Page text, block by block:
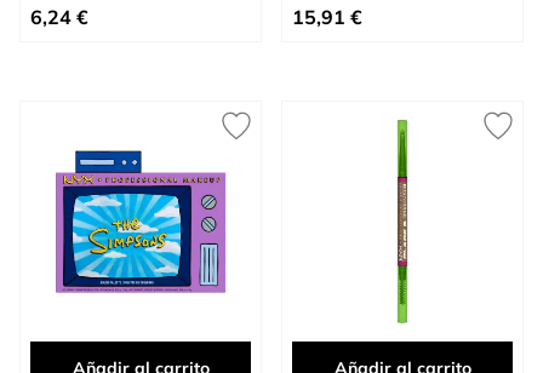
Tan bajo como
6,24 €
Precio especial
15,91 €
Añadir al carrito Añadir al carrito